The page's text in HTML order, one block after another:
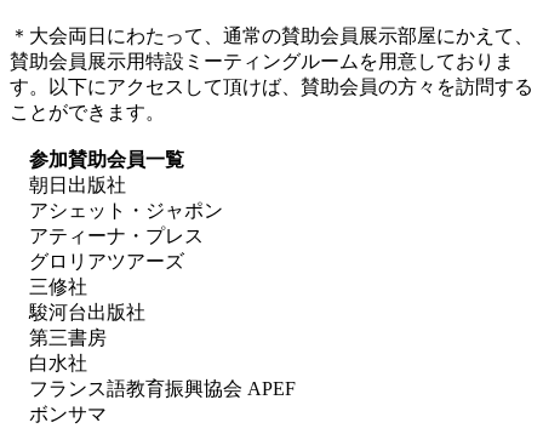
＊大会両日にわたって、通常の賛助会員展示部屋にかえて、
賛助会員展示用特設ミーティングルームを用意しておりま
す。以下にアクセスして頂けば、賛助会員の方々を訪問する
ことができます。
参加賛助会員一覧
朝日出版社
アシェット・ジャポン
アティーナ・プレス
グロリアツアーズ
三修社
駿河台出版社
第三書房
白水社
フランス語教育振興協会 APEF
ボンサマ